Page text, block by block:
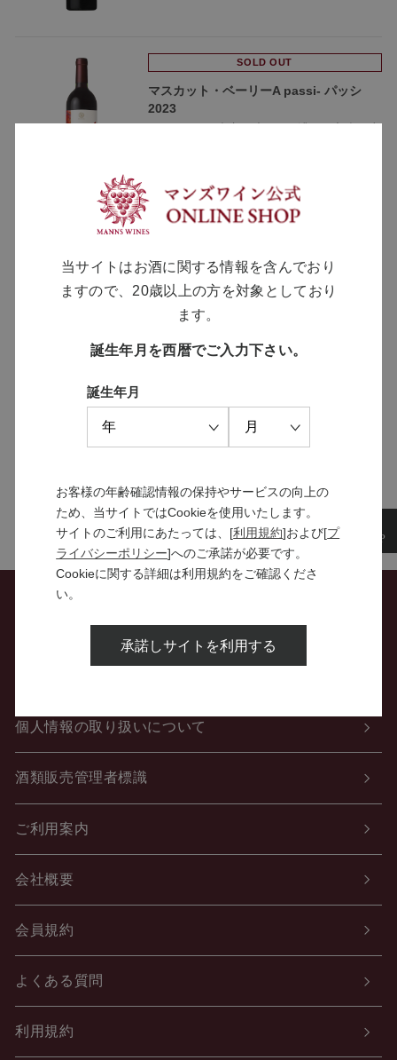
SOLD OUT
マスカット・ベーリーA passi- パッシ
2023
MANNS WINE
お問い合わせ
個人情報の取り扱いについて
酒類販売管理者標識
ご利用案内
会社概要
会員規約
よくある質問
利用規約
当サイトはお酒に関する情報を含んでおり
ますので、20歳以上の方を対象としており
ます。
誕生年月を西暦でご入力下さい。
誕生年月
お客様の年齢確認情報の保持やサービスの向上の
ため、当サイトではCookieを使用いたします。
サイトのご利用にあたっては、[利用規約]および[プ
ライバシーポリシー]へのご承諾が必要です。
Cookieに関する詳細は利用規約をご確認くださ
い。
承諾しサイトを利用する